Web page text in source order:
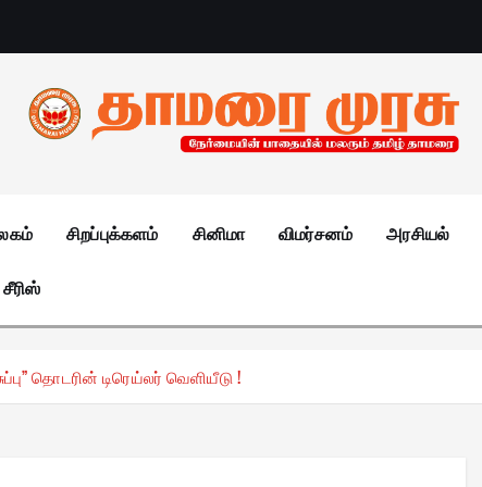
சிறப்புக்களம் சினிமா விமர்சனம் அரசியல்
தொடரின் டிரெய்லர் வெளியீடு !